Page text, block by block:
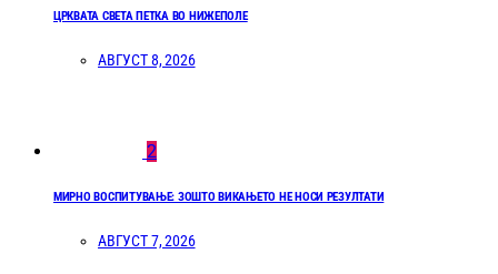
ЦРКВАТА СВЕТА ПЕТКА ВО НИЖЕПОЛЕ
АВГУСТ 8, 2026
2
МИРНО ВОСПИТУВАЊЕ: ЗОШТО ВИКАЊЕТО НЕ НОСИ РЕЗУЛТАТИ
АВГУСТ 7, 2026